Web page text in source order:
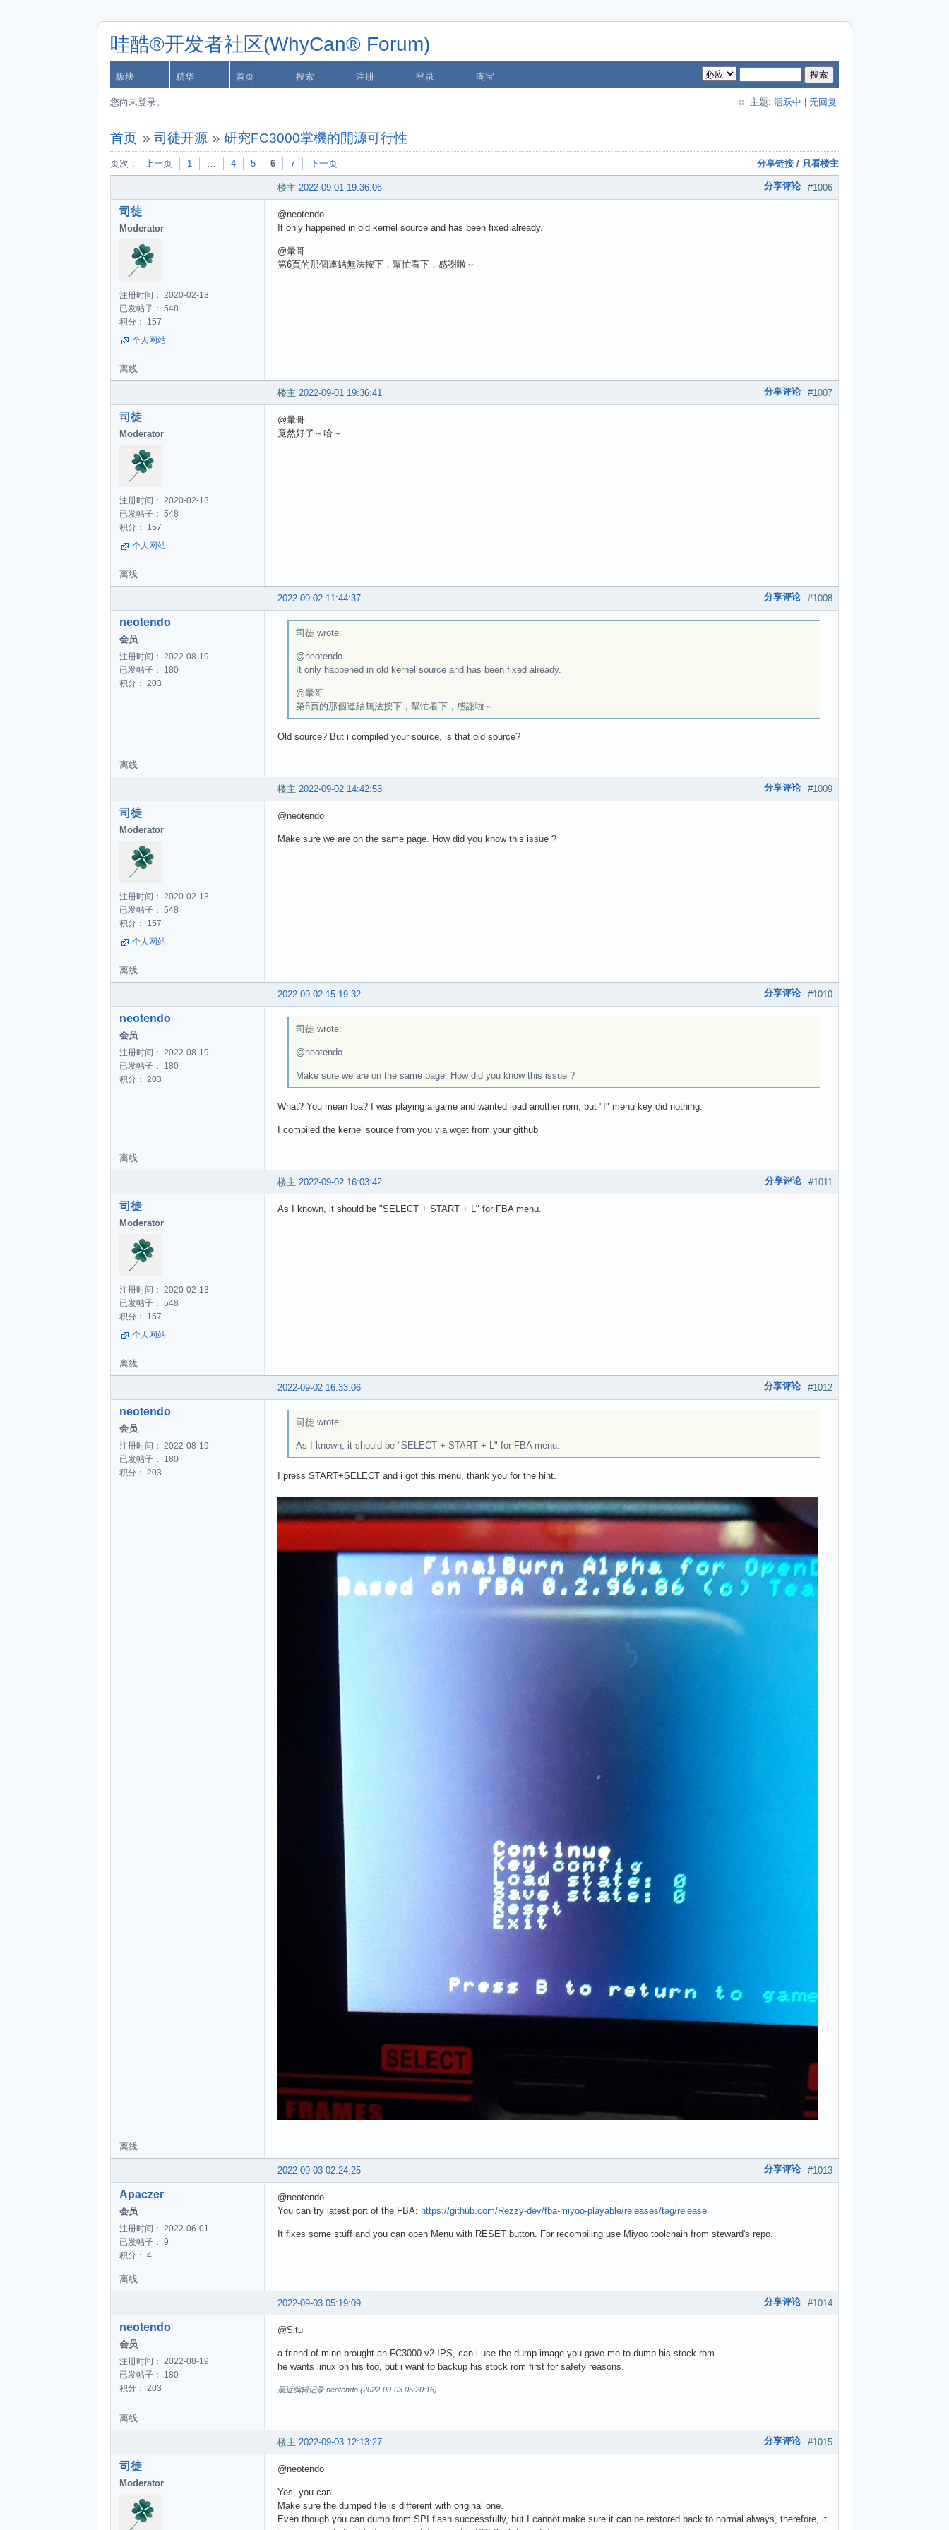
哇酷®开发者社区(WhyCan® Forum)
板块 精华 首页 搜索 注册 登录 淘宝 搜索
您尚未登录。 主题: 活跃中 无回复
首页 » 司徒开源 »研究FC3000掌機的開源可行性
页次： 上一页 1 … 4 5 6 7 下一页 分享链接 / 只看楼主
楼主 #1006
2022-09-01 19:36:06 分享评论
司徒
Moderator
注册时间： 2020-02-13
已发帖子： 548
积分： 157
个人网站
@neotendo
It only happened in old kernel source and has been fixed already.
@暈哥
第6頁的那個連結無法按下，幫忙看下，感謝啦～
离线
楼主 #1007
2022-09-01 19:36:41 分享评论
司徒
Moderator
注册时间： 2020-02-13
已发帖子： 548
积分： 157
个人网站
@暈哥
竟然好了～哈～
离线
#1008
2022-09-02 11:44:37 分享评论
neotendo
会员
注册时间： 2022-08-19
已发帖子： 180
积分： 203
司徒 wrote:
@neotendo
It only happened in old kernel source and has been fixed already.
@暈哥
第6頁的那個連結無法按下，幫忙看下，感謝啦～
Old source? But i compiled your source, is that old source?
离线
楼主 #1009
2022-09-02 14:42:53 分享评论
司徒
Moderator
注册时间： 2020-02-13
已发帖子： 548
积分： 157
个人网站
@neotendo
Make sure we are on the same page. How did you know this issue ?
离线
#1010
2022-09-02 15:19:32 分享评论
neotendo
会员
注册时间： 2022-08-19
已发帖子： 180
积分： 203
司徒 wrote:
@neotendo
Make sure we are on the same page. How did you know this issue ?
What? You mean fba? I was playing a game and wanted load another rom, but "I" menu key did nothing.
I compiled the kernel source from you via wget from your github
离线
楼主 #1011
2022-09-02 16:03:42 分享评论
司徒
Moderator
注册时间： 2020-02-13
已发帖子： 548
积分： 157
个人网站
As I known, it should be "SELECT + START + L" for FBA menu.
离线
#1012
2022-09-02 16:33:06 分享评论
neotendo
会员
注册时间： 2022-08-19
已发帖子： 180
积分： 203
司徒 wrote:
As I known, it should be "SELECT + START + L" for FBA menu.
I press START+SELECT and i got this menu, thank you for the hint.
离线
#1013
2022-09-03 02:24:25 分享评论
Apaczer
会员
注册时间： 2022-06-01
已发帖子： 9
积分： 4
@neotendo
You can try latest port of the FBA: https://github.com/Rezzy-dev/fba-miyoo-playable/releases/tag/release
It fixes some stuff and you can open Menu with RESET button. For recompiling use Miyoo toolchain from steward's repo.
离线
#1014
2022-09-03 05:19:09 分享评论
neotendo
会员
注册时间： 2022-08-19
已发帖子： 180
积分： 203
@Situ
a friend of mine brought an FC3000 v2 IPS, can i use the dump image you gave me to dump his stock rom.
he wants linux on his too, but i want to backup his stock rom first for safety reasons.
最近编辑记录 neotendo (2022-09-03 05:20:16)
离线
楼主 #1015
2022-09-03 12:13:27 分享评论
司徒
Moderator
@neotendo
Yes, you can.
Make sure the dumped file is different with original one.
Even though you can dump from SPI flash successfully, but I cannot make sure it can be restored back to normal always, therefore, it